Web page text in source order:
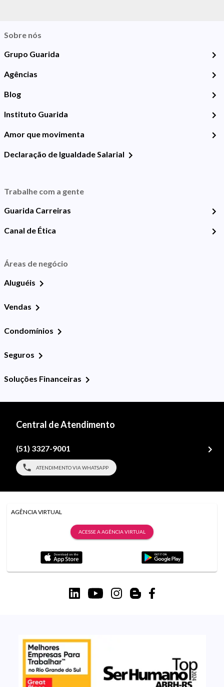
Sobre nós
Grupo Guarida
Agências
Blog
Instituto Guarida
Amor que movimenta
Declaração de Igualdade Salarial
Trabalhe com a gente
Guarida Carreiras
Canal de Ética
Áreas de negócio
Aluguéis
Vendas
Condomínios
Seguros
Soluções Financeiras
Central de Atendimento
(51) 3327-9001
ATENDIMENTO VIA WHATSAPP
AGÊNCIA VIRTUAL
ACESSE A AGÊNCIA VIRTUAL